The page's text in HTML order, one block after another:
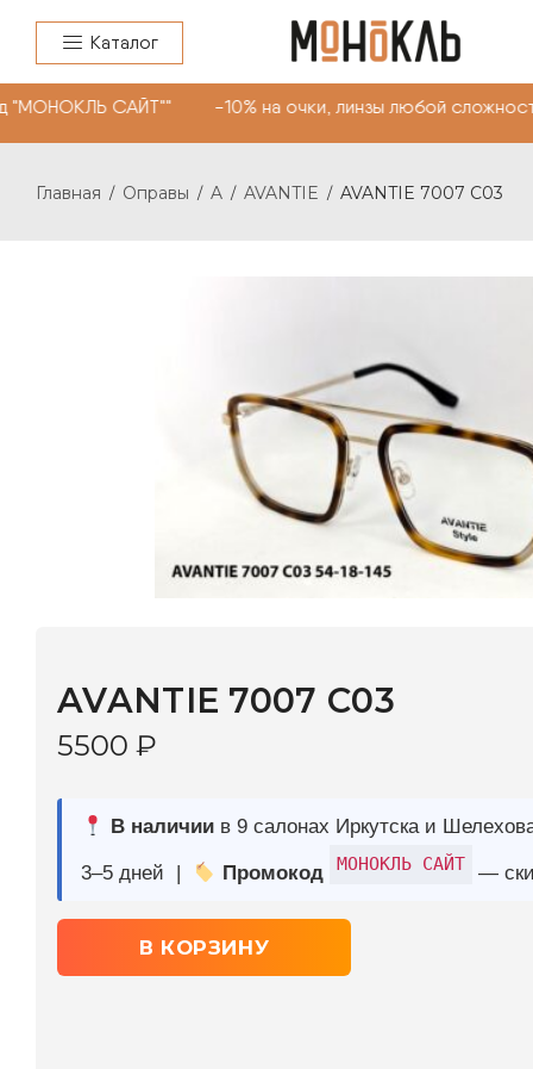
Каталог
САЙТ"" -10% на очки, линзы любой
Главная / Оправы / A / AVANTIE / AVANTIE 7007 С03
AVANTIE 7007 С03
В наличиив 9 салонах Иркутска и Шелехова |